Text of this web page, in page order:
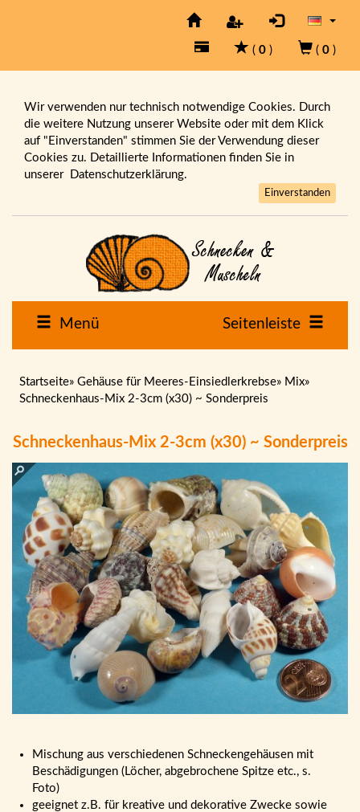
( 0 ) ( 0 )
Wir verwenden nur technisch notwendige Cookies. Durch
die weitere Nutzung unserer Website oder mit dem Klick
auf "Einverstanden" stimmen Sie der Verwendung dieser
Cookies zu. Detaillierte Informationen finden Sie in
unserer Datenschutzerklärung.
Einverstanden
Menü Seitenleiste
Startseite» Gehäuse für Meeres-Einsiedlerkrebse» Mix»
Schneckenhaus-Mix 2-3cm (x30) ~ Sonderpreis
Schneckenhaus-Mix 2-3cm (x30) ~ Sonderpreis
Mischung aus verschiedenen Schneckengehäusen mit
Beschädigungen (Löcher, abgebrochene Spitze etc., s.
Foto)
geeignet z.B. für kreative und dekorative Zwecke sowie